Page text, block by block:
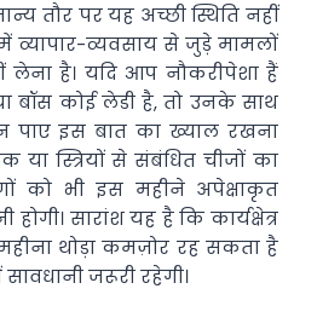
तौर पर यह अच्छी स्थिति नहीं
व्यापार-व्यवसाय से जुड़े मामलों
लेना है। यदि आप नौकरीपेशा हैं
बॉस कोई लेडी है, तो उनके साथ
इस बात का ख्याल रखना
या स्त्रियों से संबंधित चीजों का
को भी इस महीने अपेक्षाकृत
सारांश यह है कि कार्यक्षेत्र
थोड़ा कमज़ोर रह सकता है
जरूरी रहेगी।